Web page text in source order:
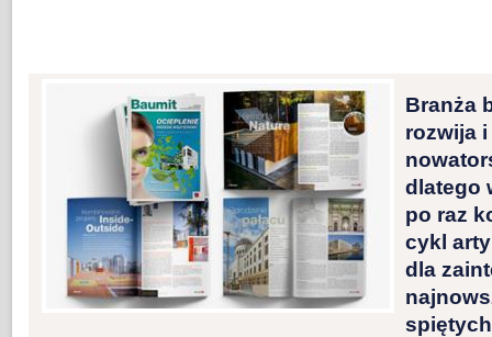
Branża
rozwija
dlatego
po raz
cykl
dla